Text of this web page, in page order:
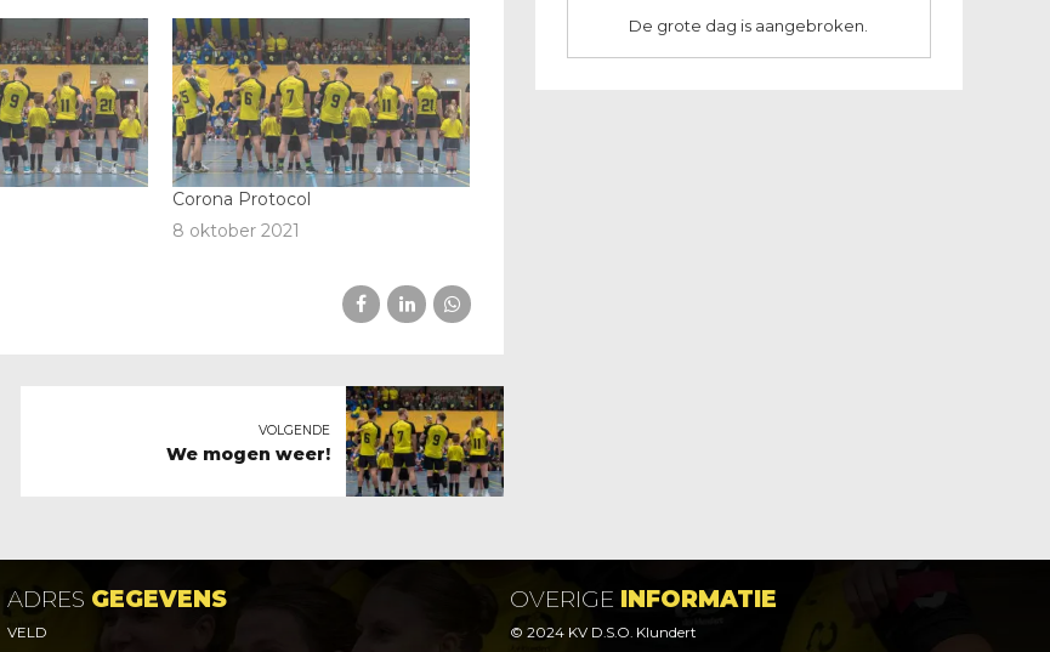
Corona Protocol
8 oktober 2021
VOLGENDE
We mogen weer!
De grote dag is aangebroken.
ADRES GEGEVENS
VELD
OVERIGE INFORMATIE
© 2024 KV D.S.O. Klundert